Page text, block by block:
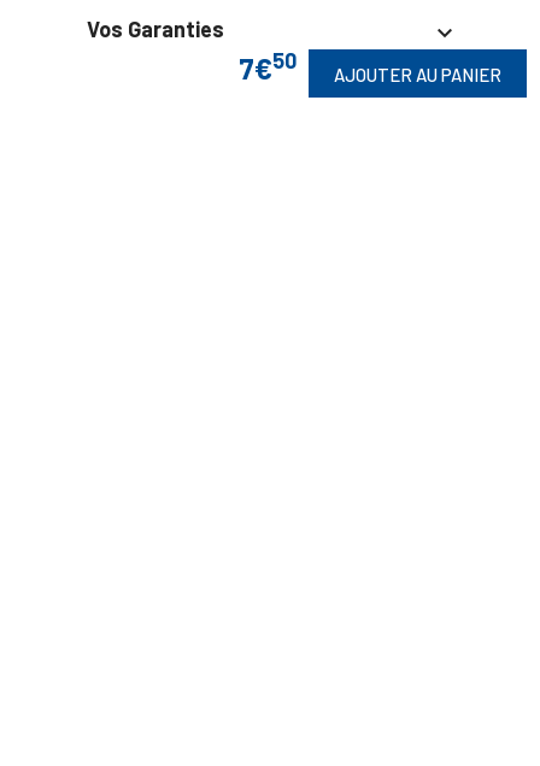
7€50
AJOUTER AU PANIER
Vos Garanties 
